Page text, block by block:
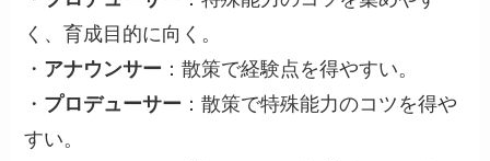
く、育成目的に向く。
・ アナウンサー ：散策で経験点を得やすい。
・ プロデューサー ：散策で特殊能力のコツを得や
すい。